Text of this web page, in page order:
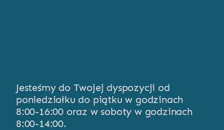
Jesteśmy do Twojej dyspozycji od
poniedziałku do piątku w godzinach
8:00-16:00 oraz w soboty w godzinach
8:00-14:00.